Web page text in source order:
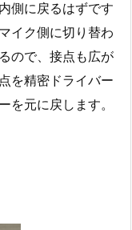
側に戻るはずです
イク側に切り替わ
ので、接点も広が
を精密ドライバー
を元に戻します。